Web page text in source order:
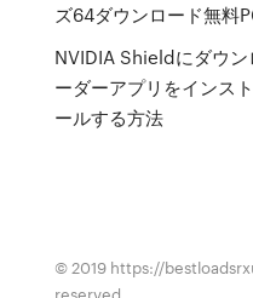
ズ64ダウンロード無料
NVIDIA Shieldにダウン
ーダーアプリをインスト
ールする方法
© 2019 https://
reserved.